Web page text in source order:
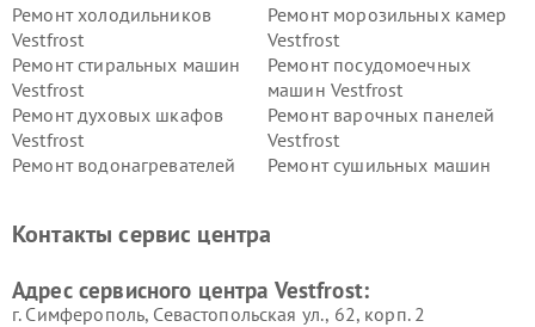
Ремонт холодильников
Vestfrost
Ремонт морозильных камер
Vestfrost
Ремонт стиральных машин
Vestfrost
Ремонт посудомоечных
машин Vestfrost
Ремонт духовых шкафов
Vestfrost
Ремонт варочных панелей
Vestfrost
Ремонт водонагревателей
Ремонт сушильных машин
Vestfrost
Контакты сервис центра
Адрес сервисного центра Vestfrost:
г. Симферополь, Севастопольская ул., 62, корп. 2